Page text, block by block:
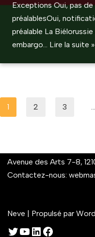
Exceptions Oui, pas
préalablesOui,
préalable La
embargo… Lire la suite »
1 2 3 …
Avenue des Arts 7-8,
Contactez-nous:
Neve | Propulsé par